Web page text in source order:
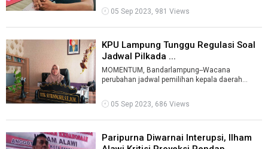
kecamatan un ...
05 Sep 2023, 981 Views
KPU Lampung Tunggu Regulasi Soal
Jadwal Pilkada ...
MOMENTUM, Bandarlampung--Wacana
perubahan jadwal pemilihan kepala daerah
yang s ...
05 Sep 2023, 686 Views
Paripurna Diwarnai Interupsi, Ilham